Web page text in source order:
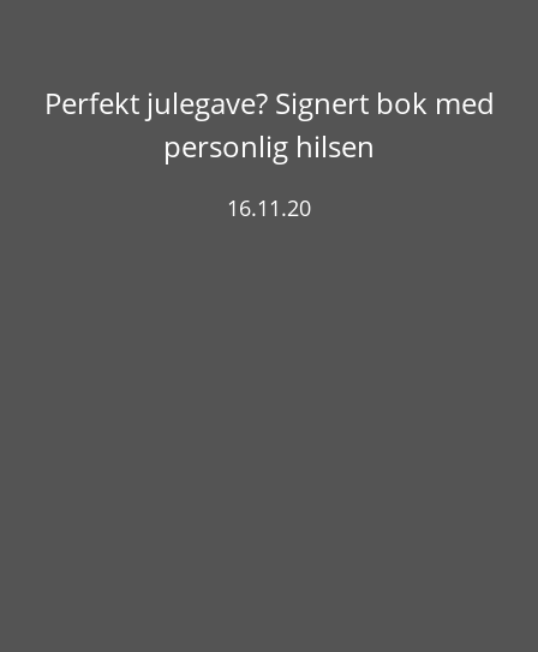
Perfekt julegave? Signert bok med
personlig hilsen
16.11.20